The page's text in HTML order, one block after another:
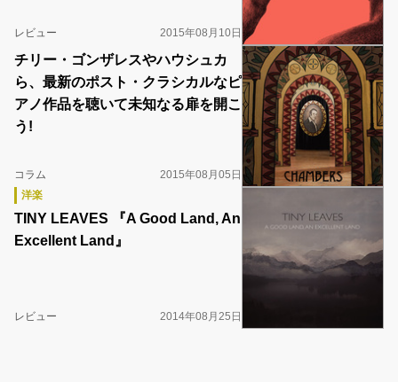
レビュー 2015年08月10日
チリー・ゴンザレスやハウシュカ
ら、最新のポスト・クラシカルなピ
アノ作品を聴いて未知なる扉を開こ
う!
コラム
2015年08月05日
洋楽
TINY LEAVES 『A Good Land, An
Excellent Land』
レビュー 2014年08月25日